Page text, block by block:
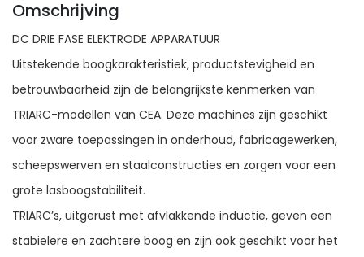
Omschrijving
DC DRIE FASE ELEKTRODE APPARATUUR
Uitstekende boogkarakteristiek, productstevigheid en
betrouwbaarheid zijn de belangrijkste kenmerken van
TRIARC-modellen van CEA. Deze machines zijn geschikt
voor zware toepassingen in onderhoud, fabricagewerken,
scheepswerven en staalconstructies en zorgen voor een
grote lasboogstabiliteit.
TRIARC’s, uitgerust met afvlakkende inductie, geven een
stabielere en zachtere boog en zijn ook geschikt voor het